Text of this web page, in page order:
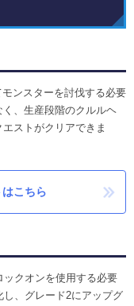
ンスターを討伐する必要
、生産段階のクルルヘ
ストがクリアできま
こちら
クオンを使用する必要
、グレード2にアップグ